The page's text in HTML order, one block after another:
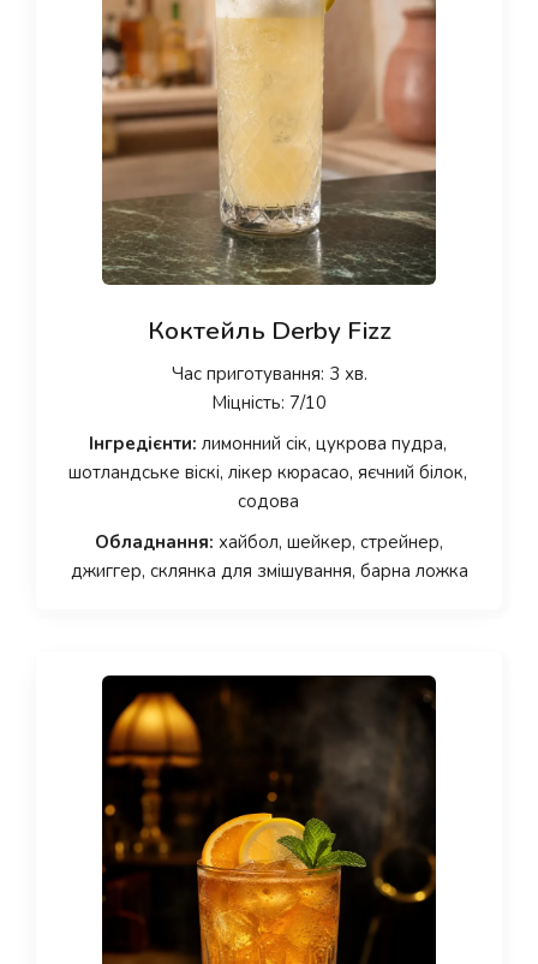
Коктейль Derby Fizz
Час приготування: 3 хв.
Міцність: 7/10
Інгредієнти: лимонний сік, цукрова пудра,
шотландське віскі, лікер кюрасао, яєчний білок,
содова
Обладнання: хайбол, шейкер, стрейнер,
джиггер, склянка для змішування, барна ложка